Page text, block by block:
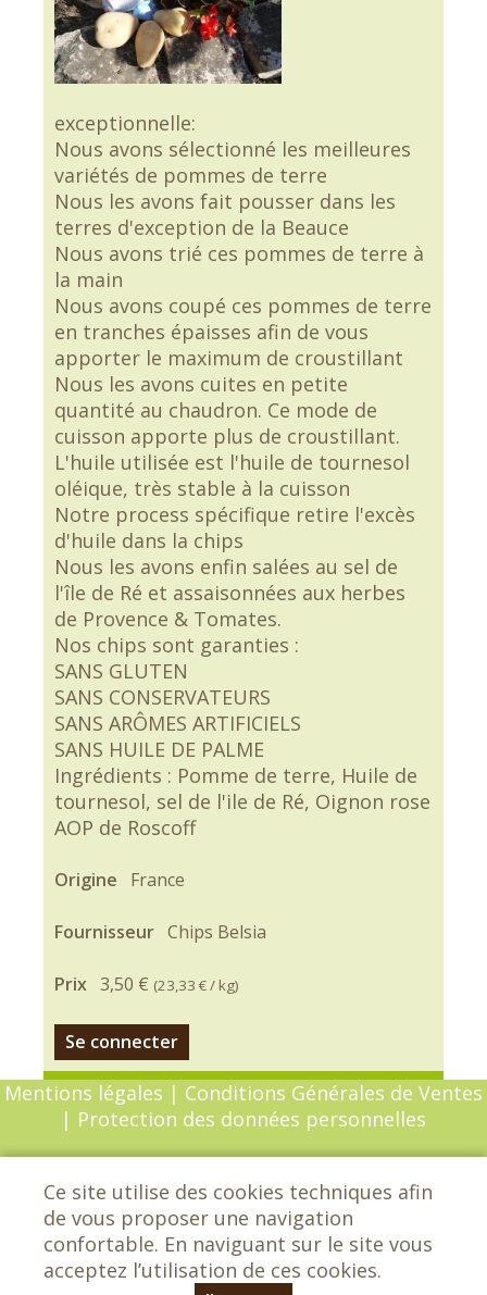
exceptionnelle:
Nous avons sélectionné les meilleures
variétés de pommes de terre
Nous les avons fait pousser dans les
terres d'exception de la Beauce
Nous avons trié ces pommes de terre à
la main
Nous avons coupé ces pommes de terre
en tranches épaisses afin de vous
apporter le maximum de croustillant
Nous les avons cuites en petite
quantité au chaudron. Ce mode de
cuisson apporte plus de croustillant.
L'huile utilisée est l'huile de tournesol
oléique, très stable à la cuisson
Notre process spécifique retire l'excès
d'huile dans la chips
Nous les avons enfin salées au sel de
l'île de Ré et assaisonnées aux herbes
de Provence & Tomates.
Nos chips sont garanties :
SANS GLUTEN
SANS CONSERVATEURS
SANS ARÔMES ARTIFICIELS
SANS HUILE DE PALME
Ingrédients : Pomme de terre, Huile de
tournesol, sel de l'ile de Ré, Oignon rose
AOP de Roscoff
Origine France
Fournisseur Chips Belsia
Prix 3,50 € (23,33 €/ kg)
Se connecter
Mentions légales | Conditions Générales de Ventes
| Protection des données personnelles
réservés - Conception :Sarl Dynapse
Chèvrefeuille - Les grands Etrichets -
Ce site utilise des cookies techniques afin
de vous proposer une navigation
confortable. En naviguant sur le site vous
acceptez l’utilisation de ces cookies.